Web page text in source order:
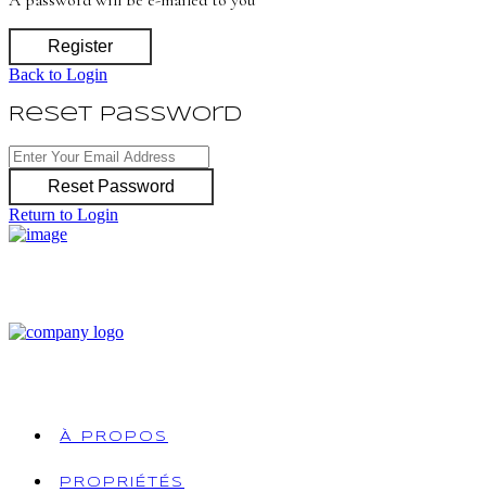
Register
Back to Login
Reset Password
Reset Password
Return to Login
À PROPOS
PROPRIÉTÉS